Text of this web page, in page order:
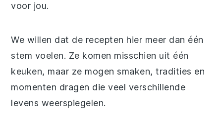
voor jou.
We willen dat de recepten hier meer dan één
stem voelen. Ze komen misschien uit één
keuken, maar ze mogen smaken, tradities en
momenten dragen die veel verschillende
levens weerspiegelen.